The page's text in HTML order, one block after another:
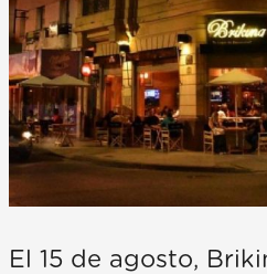
El 15 de agosto,